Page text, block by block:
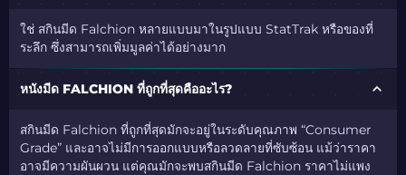
ใช่ สกินมีด Falchion หลายแบบมาในรูปแบบ StatTrak หรือของที่
ระลึก ซึ่งสามารถเพิ่มมูลค่าได้อย่างมาก
หนังมีด FALCHION ที่ถูกที่สุดคืออะไร?
สกินมีด Falchion ที่ถูกที่สุดมักจะอยู่ในระดับคุณภาพ “Consumer
Grade” และอาจไม่มีการออกแบบหรือลวดลายที่ซับซ้อน แม้ว่าราคา
อาจมีความผันผวน แต่คุณมักจะพบสกินมีด Falchion ราคาไม่แพง